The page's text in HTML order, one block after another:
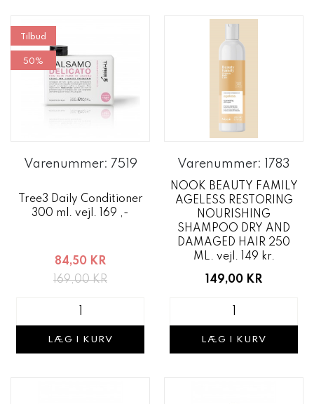
Tilbud
50%
Varenummer: 7519
Tree3 Daily Conditioner
300 ml. vejl. 169 ,-
84,50 KR
169,00 KR
LÆG I KURV
Varenummer: 1783
NOOK BEAUTY FAMILY
AGELESS RESTORING
NOURISHING
SHAMPOO DRY AND
DAMAGED HAIR 250
ML. vejl. 149 kr.
149,00 KR
LÆG I KURV